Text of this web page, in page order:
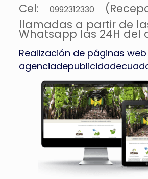
Cel:
0992312330
llamadas a partir de
Whatsapp las 24H del
Realización de páginas